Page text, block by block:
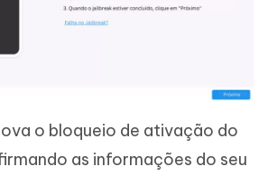
o bloqueio de ativação do
as informações do seu